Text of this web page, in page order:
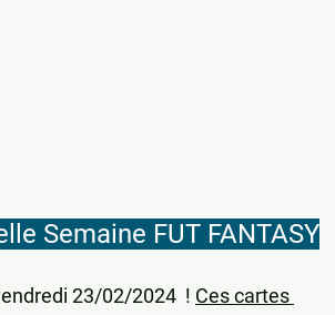
Semaine FUT FANTASY
23/02/2024  ! Ces cartes